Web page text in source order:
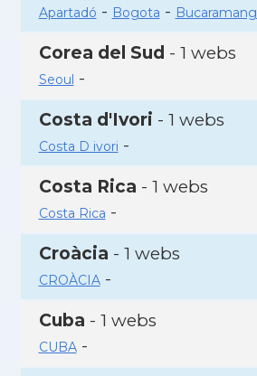
Apartadó - Bogota -
Corea del Sud - 1 webs
Seoul -
Costa d'Ivori - 1 webs
Costa D ivori -
Costa Rica - 1 webs
Costa Rica -
Croàcia - 1 webs
CROÀCIA-
Cuba - 1 webs
CUBA-